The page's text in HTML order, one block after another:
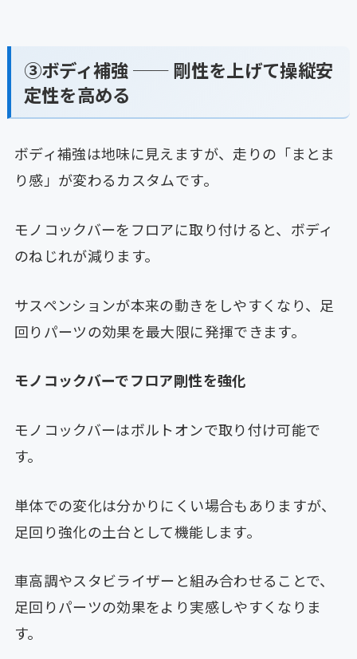
③ボディ補強 ── 剛性を上げて操縦安
定性を高める
ボディ補強は地味に見えますが、走りの「まとま
り感」が変わるカスタムです。
モノコックバーをフロアに取り付けると、ボディ
のねじれが減ります。
サスペンションが本来の動きをしやすくなり、足
回りパーツの効果を最大限に発揮できます。
モノコックバーでフロア剛性を強化
モノコックバーはボルトオンで取り付け可能で
す。
単体での変化は分かりにくい場合もありますが、
足回り強化の土台として機能します。
車高調やスタビライザーと組み合わせることで、
足回りパーツの効果をより実感しやすくなりま
す。